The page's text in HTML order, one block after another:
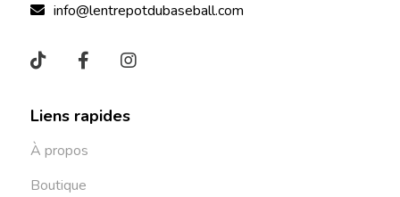
info@lentrepotdubaseball.com
Liens rapides
À propos
Boutique